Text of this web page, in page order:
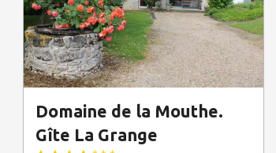
Domaine de la Mouthe.
Gîte La Grange